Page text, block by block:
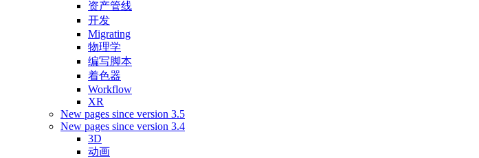
资产管线
开发
Migrating
物理学
编写脚本
着色器
Workflow
XR
New pages since version 3.5
New pages since version 3.4
3D
动画